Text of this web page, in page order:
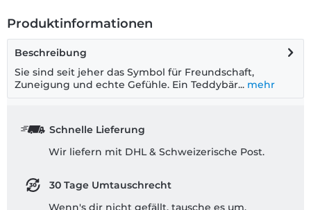
Produktinformationen
Beschreibung
Sie sind seit jeher das Symbol für Freundschaft,
Zuneigung und echte Gefühle. Ein Teddybär... mehr
Schnelle Lieferung
Wir liefern mit DHL & Schweizerische Post.
30 Tage Umtauschrecht
Wenn's dir nicht gefällt, tausche es um.